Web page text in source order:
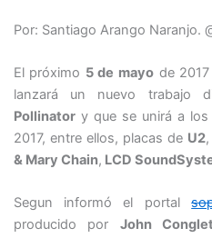
Por: Santiago Arango Naranjo.
El próximo 5 de mayode 2017
lanzará un nuevo trabajo
Pollinatory que se unirá a los
2017, entre ellos, placas de U2
& Mary Chain, LCD
Segun informó el portal
producido por John